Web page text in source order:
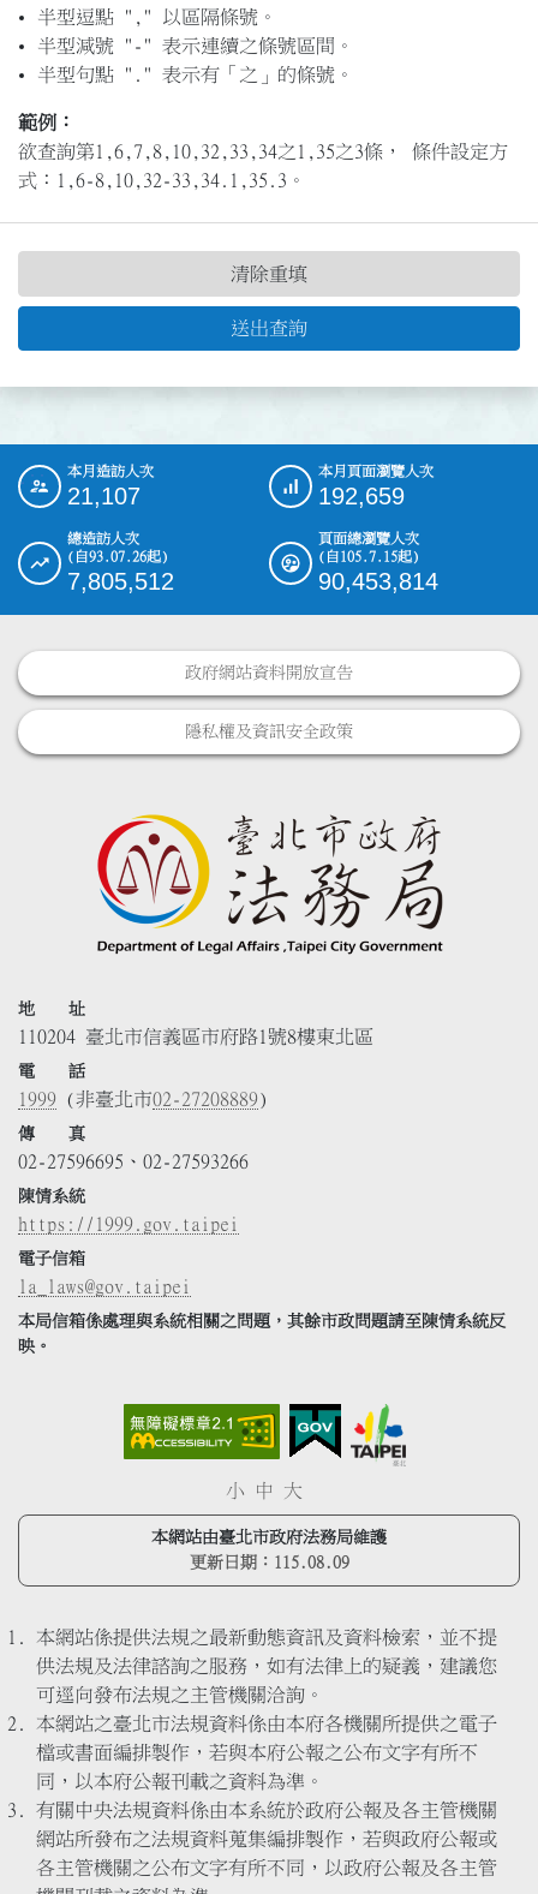
半型逗點 "," 以區隔條號。
半型減號 "-" 表示連續之條號區間。
半型句點 "." 表示有「之」的條號。
範例：
欲查詢第1,6,7,8,10,32,33,34之1,35之3條， 條件設定方
式：1,6-8,10,32-33,34.1,35.3。
送出查詢
清除重填
::: 本月造訪人次
21,107
本月頁面瀏覽人次
192,659
總造訪人次
(自93.07.26起)
7,805,512
頁面總瀏覽人次
(自105.7.15起)
90,453,814
政府網站資料開放宣告
隱私權及資訊安全政策
地 址
110204 臺北市信義區市府路1號8樓東北區
電 話
1999 (非臺北市02-27208889)
傳 真
02-27596695、02-27593266
陳情系統
https://1999.gov.taipei
電子信箱
la_laws@gov.taipei
本局信箱係處理與系統相關之問題，其餘市政問題請至陳情系統反
映。
小 中 大
本網站由臺北市政府法務局維護
更新日期： 115.08.09
本網站係提供法規之最新動態資訊及資料檢索，並不提
供法規及法律諮詢之服務，如有法律上的疑義，建議您
可逕向發布法規之主管機關洽詢。
本網站之臺北市法規資料係由本府各機關所提供之電子
檔或書面編排製作，若與本府公報之公布文字有所不
同，以本府公報刊載之資料為準。
有關中央法規資料係由本系統於政府公報及各主管機關
網站所發布之法規資料蒐集編排製作，若與政府公報或
各主管機關之公布文字有所不同，以政府公報及各主管